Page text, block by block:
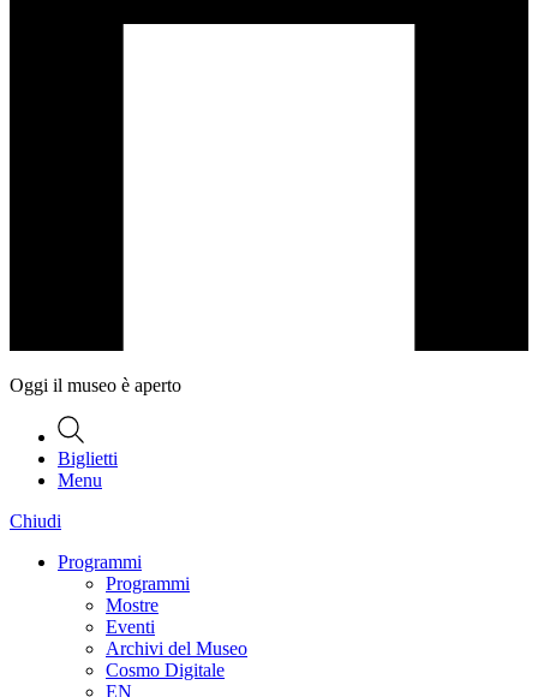
Oggi il museo è aperto
Biglietti
Menu
Chiudi
Programmi
Programmi
Mostre
Eventi
Archivi del Museo
Cosmo Digitale
EN